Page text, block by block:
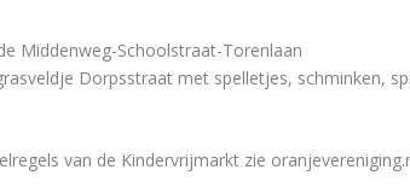
Middenweg-Schoolstraat-Torenlaan
Dorpsstraat met spelletjes, schminken,
van de Kindervrijmarkt zie